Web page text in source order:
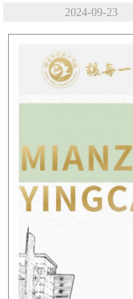
2024-09-23